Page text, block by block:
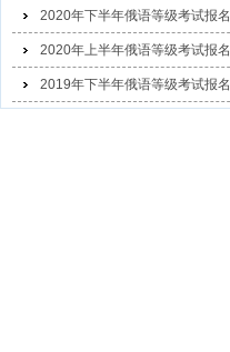
2020年下半年俄语等级考试报名
2020年上半年俄语等级考试报名
2019年下半年俄语等级考试报名